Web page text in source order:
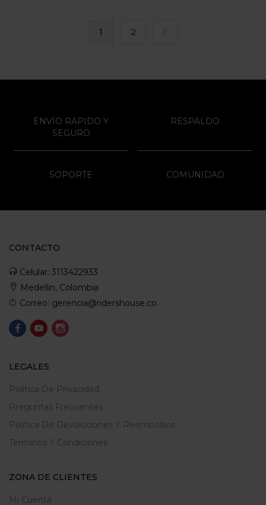
1 2
ENVÍO RAPIDO Y
SEGURO
RESPALDO
SOPORTE COMUNIDAD
CONTACTO
Celular: 3113422933
Medellin, Colombia
Correo: gerencia@ridershouse.co
LEGALES
Politica De Privacidad
Preguntas Frecuentes
Política De Devoluciones Y Reembolsos
Terminos Y Condiciones
ZONA DE CLIENTES
Mi Cuenta